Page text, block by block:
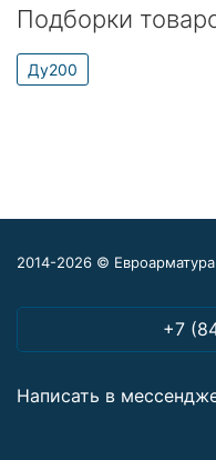
Подборки
Ду200
2014-2026 © Евроарматура
+7
Написать в